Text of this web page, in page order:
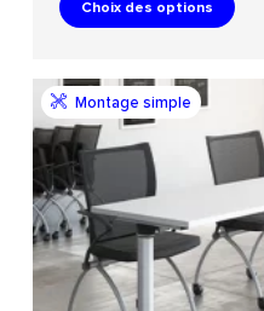
Choix des options
Montage simple